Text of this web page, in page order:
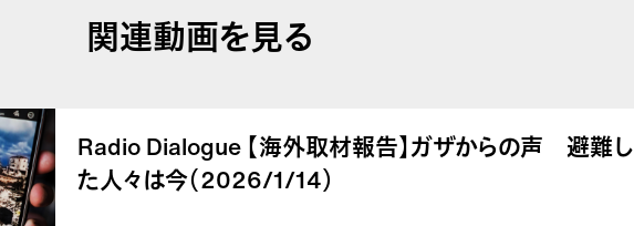
関連動画を見る
Radio Dialogue 【海外取材報告】ガザからの声 避難し
た人々は今（2026/1/14）